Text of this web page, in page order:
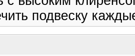
подвеску